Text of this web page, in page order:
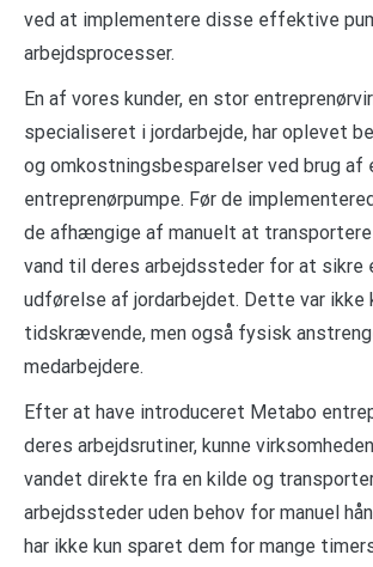
ved at implementere disse effektive
arbejdsprocesser.
En af vores kunder, en stor
specialiseret i jordarbejde, har oplevet
og omkostningsbesparelser ved brug af
entreprenørpumpe. Før de
de afhængige af manuelt at
vand til deres arbejdssteder for at
udførelse af jordarbejdet. Dette var ikke
tidskrævende, men også fysisk
medarbejdere.
Efter at have introduceret Metabo
deres arbejdsrutiner, kunne
vandet direkte fra en kilde og
arbejdssteder uden behov for manuel
har ikke kun sparet dem for mange